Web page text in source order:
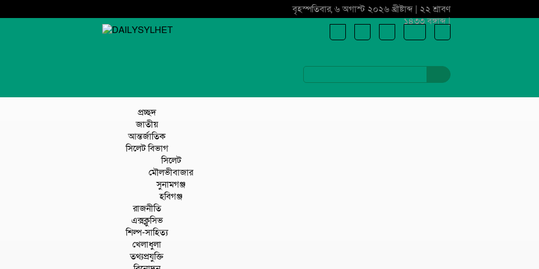
বৃহস্পতিবার, ৬ অগাস্ট ২০২৬ খ্রীষ্টাব্দ | ২২ শ্রাবণ
১৪৩৩ বঙ্গাব্দ |
প্রচ্ছদ
জাতীয়
আন্তর্জাতিক
সিলেট বিভাগ
সিলেট
মৌলভীবাজার
সুনামগঞ্জ
হবিগঞ্জ
রাজনীতি
এক্সক্লুসিভ
শিল্প-সাহিত্য
খেলাধুলা
তথ্যপ্রযুক্তি